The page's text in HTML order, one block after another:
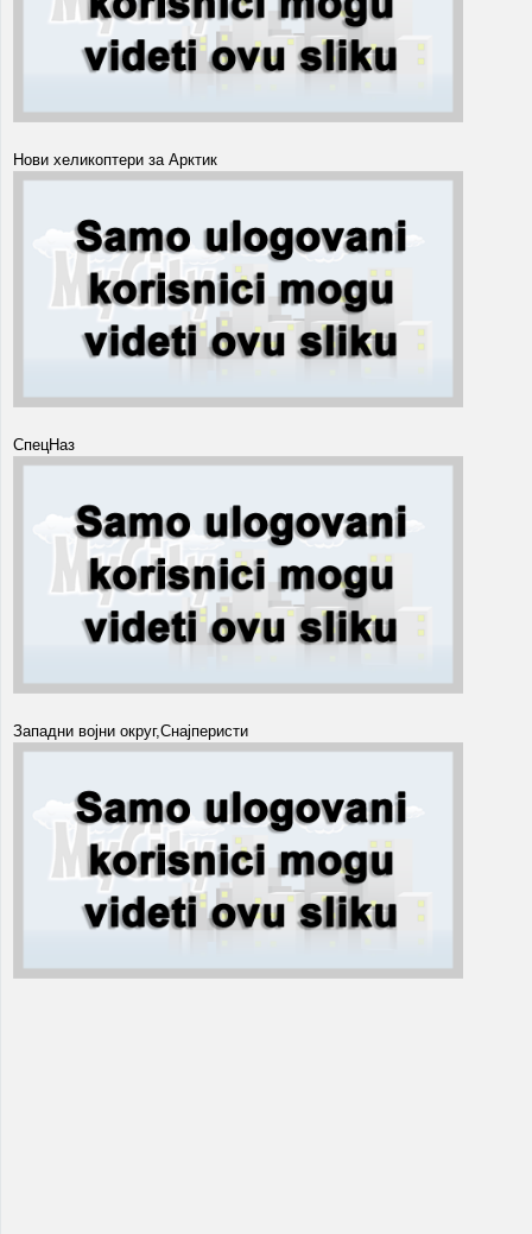
Нови хеликоптери за Арктик
СпецНаз
Западни војни округ,Снајперисти